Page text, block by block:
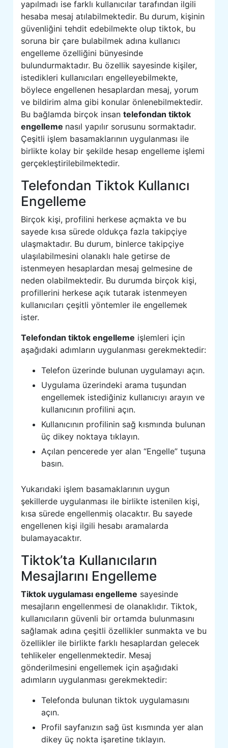
yapılmadı ise farklı kullanıcılar tarafından ilgili
hesaba mesaj atılabilmektedir. Bu durum, kişinin
güvenliğini tehdit edebilmekte olup tiktok, bu
soruna bir çare bulabilmek adına kullanıcı
engelleme özelliğini bünyesinde
bulundurmaktadır. Bu özellik sayesinde kişiler,
istedikleri kullanıcıları engelleyebilmekte,
böylece engellenen hesaplardan mesaj, yorum
ve bildirim alma gibi konular önlenebilmektedir.
Bu bağlamda birçok insantelefondan tiktok
engelleme nasıl yapılır sorusunu sormaktadır.
Çeşitli işlem basamaklarının uygulanması ile
birlikte kolay bir şekilde hesap engelleme işlemi
gerçekleştirilebilmektedir.
Telefondan Tiktok Kullanıcı
Engelleme
Birçok kişi, profilini herkese açmakta ve bu
sayede kısa sürede oldukça fazla takipçiye
ulaşmaktadır. Bu durum, binlerce takipçiye
ulaşılabilmesini olanaklı hale getirse de
istenmeyen hesaplardan mesaj gelmesine de
neden olabilmektedir. Bu durumda birçok kişi,
profillerini herkese açık tutarak istenmeyen
kullanıcıları çeşitli yöntemler ile engellemek
ister.
Telefondan tiktok engelleme işlemleri için
aşağıdaki adımların uygulanması gerekmektedir:
Telefon üzerinde bulunan uygulamayı açın.
Uygulama üzerindeki arama tuşundan
engellemek istediğiniz kullanıcıyı arayın ve
kullanıcının profilini açın.
Kullanıcının profilinin sağ kısmında bulunan
üç dikey noktaya tıklayın.
Açılan pencerede yer alan “Engelle” tuşuna
basın.
Yukarıdaki işlem basamaklarının uygun
şekillerde uygulanması ile birlikte istenilen kişi,
kısa sürede engellenmiş olacaktır. Bu sayede
engellenen kişi ilgili hesabı aramalarda
bulamayacaktır.
Tiktok’ta Kullanıcıların
Mesajlarını Engelleme
Tiktok uygulaması engelleme sayesinde
mesajların engellenmesi de olanaklıdır. Tiktok,
kullanıcıların güvenli bir ortamda bulunmasını
sağlamak adına çeşitli özellikler sunmakta ve bu
özellikler ile birlikte farklı hesaplardan gelecek
tehlikeler engellenmektedir. Mesaj
gönderilmesini engellemek için aşağıdaki
adımların uygulanması gerekmektedir:
Telefonda bulunan tiktok uygulamasını
açın.
Profil sayfanızın sağ üst kısmında yer alan
dikey üç nokta işaretine tıklayın.